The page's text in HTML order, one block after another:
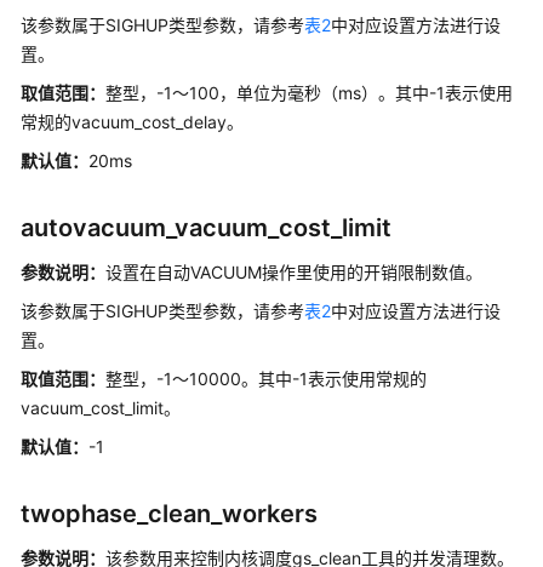
视
错
日
信
参
考
置
运
行
查
该参数属于SIGHUP类型参数，请参考表2中对应设置方法进行设
置。
取值范围： 整型，-1～100，单位为毫秒（ms）。其中-1表示使用
常规的vacuum_cost_delay。
默认值： 20ms
autovacuum_vacuum_cost_limit
参数说明： 设置在自动VACUUM操作里使用的开销限制数值。
该参数属于SIGHUP类型参数，请参考表2中对应设置方法进行设
置。
取值范围： 整型，-1～10000。其中-1表示使用常规的
vacuum_cost_limit。
默认值： -1
twophase_clean_workers
参数说明： 该参数用来控制内核调度gs_clean工具的并发清理数。